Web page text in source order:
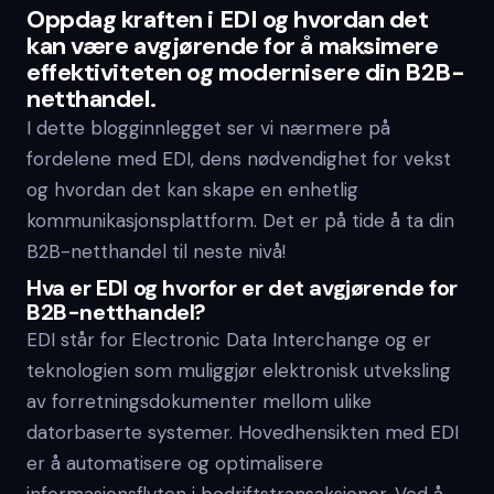
Oppdag kraften i EDI og hvordan det
kan være avgjørende for å maksimere
effektiviteten og modernisere din B2B-
netthandel.
I dette blogginnlegget ser vi nærmere på
fordelene med EDI, dens nødvendighet for vekst
og hvordan det kan skape en enhetlig
kommunikasjonsplattform. Det er på tide å ta din
B2B-netthandel til neste nivå!
Hva er EDI og hvorfor er det avgjørende for
B2B-netthandel?
EDI står for Electronic Data Interchange og er
teknologien som muliggjør elektronisk utveksling
av forretningsdokumenter mellom ulike
datorbaserte systemer. Hovedhensikten med EDI
er å automatisere og optimalisere